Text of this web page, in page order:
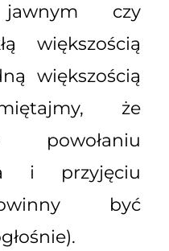
jawnym czy
większością
większością
że
powołaniu
i przyjęciu
być